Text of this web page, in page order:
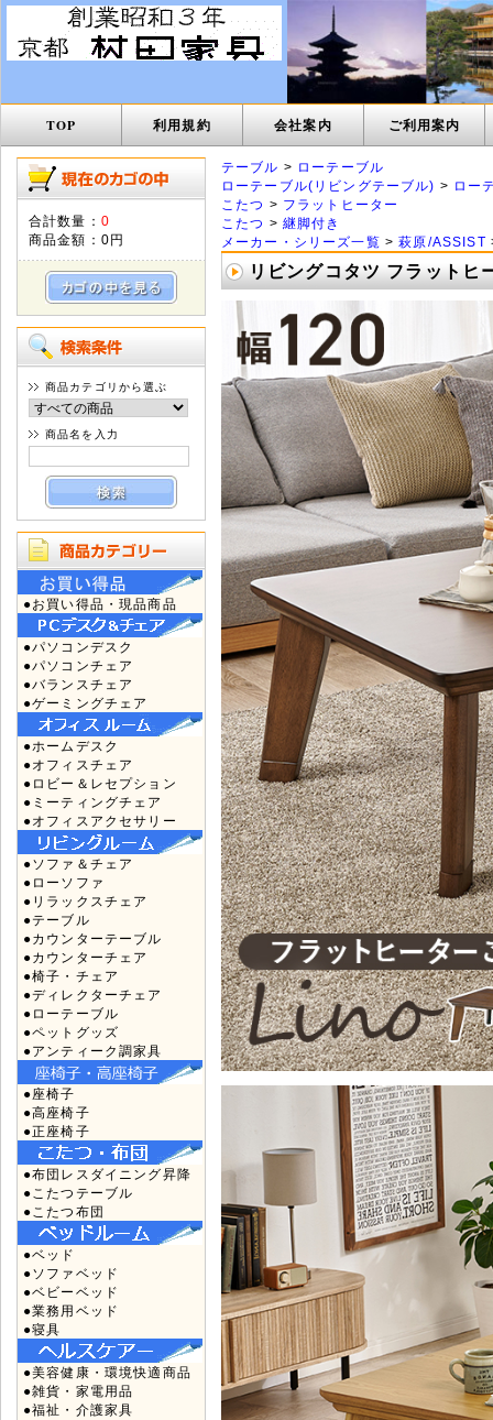
TOP 利用規約 会社案内 ご利用案内
合計数量： 0
商品金額： 0円
商品カテゴリから選ぶ
商品名を入力
●お買い得品・現品商品
●パソコンデスク
●パソコンチェア
●バランスチェア
●ゲーミングチェア
●ホームデスク
●オフィスチェア
●ロビー＆レセプション
●ミーティングチェア
●オフィスアクセサリー
●ソファ＆チェア
●ローソファ
●リラックスチェア
●テーブル
●カウンターテーブル
●カウンターチェア
●椅子・チェア
●ディレクターチェア
●ローテーブル
●ペットグッズ
●アンティーク調家具
●座椅子
●高座椅子
●正座椅子
●布団レスダイニング昇降
●こたつテーブル
●こたつ布団
●ベッド
●ソファベッド
●ベビーベッド
●業務用ベッド
●寝具
●美容健康・環境快適商品
●雑貨・家電用品
●福祉・介護家具
テーブル > ローテーブル
ローテーブル(リビングテーブル) > ロー
こたつ > フラットヒーター
こたつ > 継脚付き
メーカー・シリーズ一覧 >萩原/ASSIST
リビングコタツ フラット